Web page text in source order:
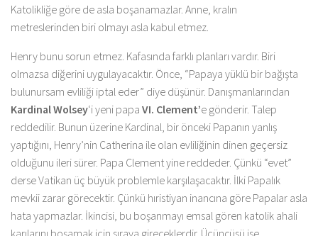
Katolikliğe göre de asla boşanamazlar. Anne, kralın
metreslerinden biri olmayı asla kabul etmez.
Henry bunu sorun etmez. Kafasında farklı planları vardır. Biri
olmazsa diğerini uygulayacaktır. Önce, “Papaya yüklü bir bağışta
bulunursam evliliği iptal eder” diye düşünür. Danışmanlarından
Kardinal Wolsey‘i yeni papa VI. Clement’e gönderir. Talep
reddedilir. Bunun üzerine Kardinal, bir önceki Papanın yanlış
yaptığını, Henry’nin Catherina ile olan evliliğinin dinen geçersiz
olduğunu ileri sürer. Papa Clement yine reddeder. Çünkü “evet”
derse Vatikan üç büyük problemle karşılaşacaktır. İlki Papalık
mevkii zarar görecektir. Çünkü hıristiyan inancına göre Papalar asla
hata yapmazlar. İkincisi, bu boşanmayı emsal gören katolik ahali
karılarını boşamak için sıraya gireceklerdir. Üçüncüsü ise